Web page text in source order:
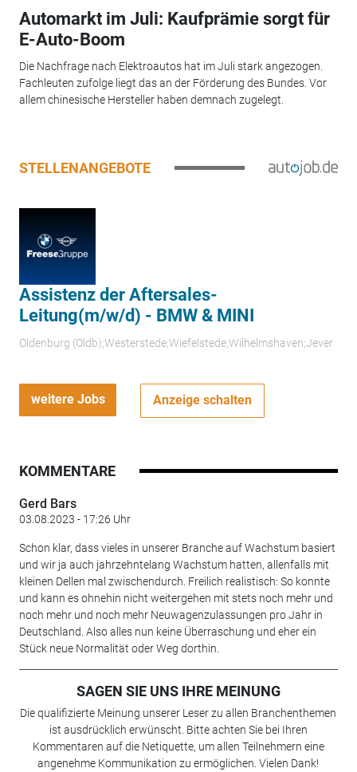
Automarkt im Juli: Kaufprämie sorgt für
E-Auto-Boom
Die Nachfrage nach Elektroautos hat im Juli stark angezogen.
Fachleuten zufolge liegt das an der Förderung des Bundes. Vor
allem chinesische Hersteller haben demnach zugelegt.
STELLENANGEBOTE
Assistenz der Aftersales-
Leitung(m/w/d) - BMW & MINI
Oldenburg (Oldb);Westerstede;Wiefelstede;Wilhelmshaven;Jever
weitere Jobs Anzeige schalten
KOMMENTARE
Gerd Bars
03.08.2023 - 17:26 Uhr
Schon klar, dass vieles in unserer Branche auf Wachstum basiert
und wir ja auch jahrzehntelang Wachstum hatten, allenfalls mit
kleinen Dellen mal zwischendurch. Freilich realistisch: So konnte
und kann es ohnehin nicht weitergehen mit stets noch mehr und
noch mehr und noch mehr Neuwagenzulassungen pro Jahr in
Deutschland. Also alles nun keine Überraschung und eher ein
Stück neue Normalität oder Weg dorthin.
SAGEN SIE UNS IHRE MEINUNG
Die qualifizierte Meinung unserer Leser zu allen Branchenthemen
ist ausdrücklich erwünscht. Bitte achten Sie bei Ihren
Kommentaren auf die Netiquette, um allen Teilnehmern eine
angenehme Kommunikation zu ermöglichen. Vielen Dank!